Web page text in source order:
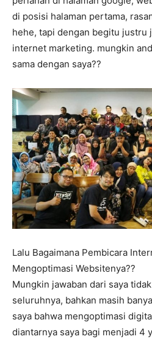
di posisi halaman pertama,
hehe, tapi dengan begitu justru
internet marketing. mungkin
sama dengan saya??
Lalu Bagaimana Pembicara
Mengoptimasi Websitenya??
Mungkin jawaban dari saya
seluruhnya, bahkan masih
saya bahwa mengoptimasi
diantarnya saya bagi menjadi 4